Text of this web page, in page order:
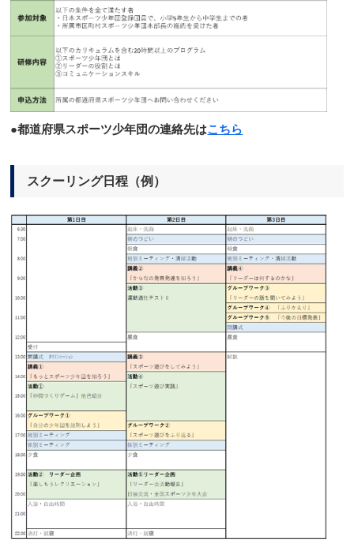
●都道府県スポーツ少年団の連絡先はこちら
スクーリング日程（例）